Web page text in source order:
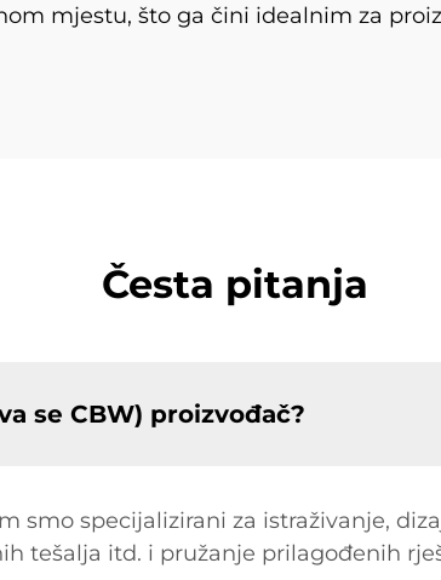
mjestu, što ga čini idealnim za
Česta pitanja
se CBW) proizvođač?
smo specijalizirani za istraživanje,
tešalja itd. i pružanje prilagođenih